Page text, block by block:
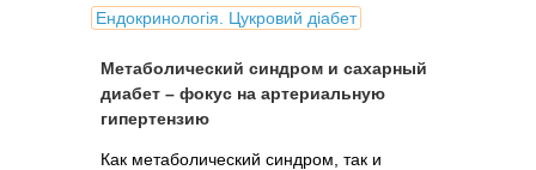
Ендокринологія. Цукровий діабет
Метаболический синдром и сахарный
диабет – фокус на артериальную
гипертензию
Как метаболический синдром, так и